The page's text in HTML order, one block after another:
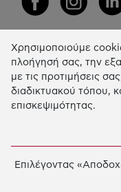
Η Δράση
ΕΚΠΑIΔΕΥΣΗ &
ΚΑΙΝΟΤΟΜΙΑ &
Χρησιμοποιούμε
πλοήγησή σας, την
με τις προτιμήσεις
διαδικτυακού τόπου,
επισκεψιμότητας.
Επιλέγοντας